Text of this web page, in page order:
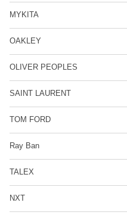
MYKITA
OAKLEY
OLIVER PEOPLES
SAINT LAURENT
TOM FORD
Ray Ban
TALEX
NXT